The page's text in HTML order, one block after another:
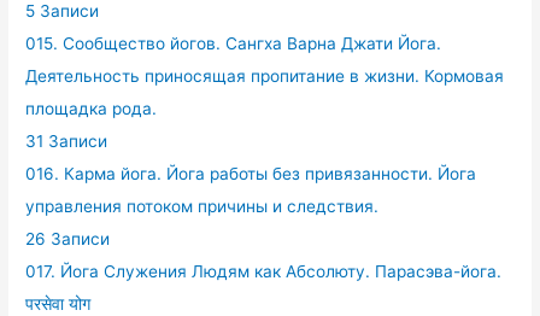
5 Записи
015. Сообщество йогов. Сангха Варна Джати Йога.
Деятельность приносящая пропитание в жизни. Кормовая
площадка рода.
31 Записи
016. Карма йога. Йога работы без привязанности. Йога
управления потоком причины и следствия.
26 Записи
017. Йога Служения Людям как Абсолюту. Парасэва-йога.
परसेवा योग